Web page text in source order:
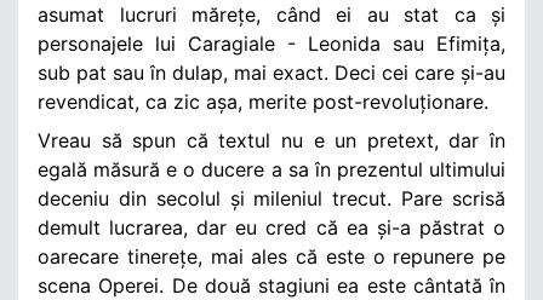
asumat lucruri mărețe, când ei au stat ca și
personajele lui Caragiale - Leonida sau Efimița,
sub pat sau în dulap, mai exact. Deci cei care și-au
revendicat, ca zic așa, merite post-revoluționare.
Vreau să spun că textul nu e un pretext, dar în
egală măsură e o ducere a sa în prezentul ultimului
deceniu din secolul și mileniul trecut. Pare scrisă
demult lucrarea, dar eu cred că ea și-a păstrat o
oarecare tinerețe, mai ales că este o repunere pe
scena Operei. De două stagiuni ea este cântată în